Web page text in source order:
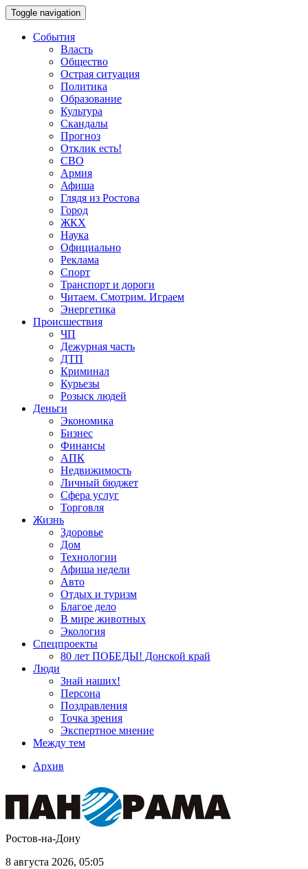
Toggle navigation
События
Власть
Общество
Острая ситуация
Политика
Образование
Культура
Скандалы
Прогноз
Отклик есть!
СВО
Армия
Афиша
Глядя из Ростова
Город
ЖКХ
Наука
Официально
Реклама
Спорт
Транспорт и дороги
Читаем. Смотрим. Играем
Энергетика
Происшествия
ЧП
Дежурная часть
ДТП
Криминал
Курьезы
Розыск людей
Деньги
Экономика
Бизнес
Финансы
АПК
Недвижимость
Личный бюджет
Сфера услуг
Торговля
Жизнь
Здоровье
Дом
Технологии
Афиша недели
Авто
Отдых и туризм
Благое дело
В мире животных
Экология
Спецпроекты
80 лет ПОБЕДЫ! Донской край
Люди
Знай наших!
Персона
Поздравления
Точка зрения
Экспертное мнение
Между тем
Архив
Ростов-на-Дону
8 августа 2026, 05:05